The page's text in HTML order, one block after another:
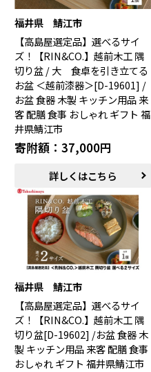
福井県 鯖江市
【高島屋選定品】選べるサイ
ズ！【RIN&CO.】越前木工 隅
切り盆 / 大 食卓を引き立てる
お盆 ＜越前漆器＞[D-19601] /
お盆 食器 木製 キッチン用品 来
客 配膳 食事 おしゃれ ギフト 福
井県鯖江市
寄附額：37,000円
詳しくはこちら
福井県 鯖江市
【高島屋選定品】選べるサイ
ズ！【RIN&CO.】越前木工 隅
切り盆[D-19602] /お盆 食器 木
製 キッチン用品 来客 配膳 食事
おしゃれ ギフト 福井県鯖江市